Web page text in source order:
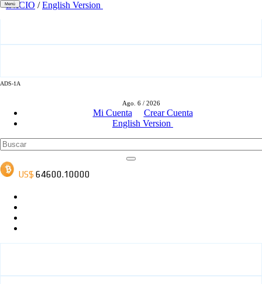
ADS-1A
Ago. 6 / 2026
Mi Cuenta
Crear Cuenta
English Version
Menú
INICIO /English Version
ADS-3B